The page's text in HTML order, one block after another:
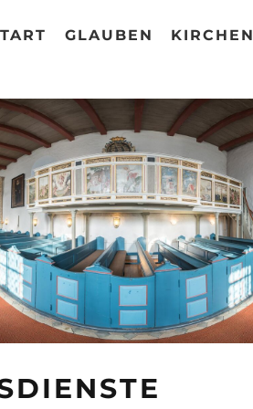
GLAUBEN KIRCHEN